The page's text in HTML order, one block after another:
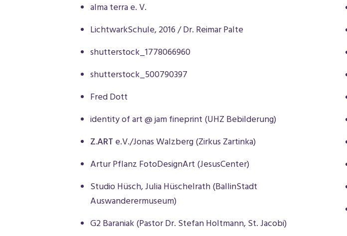
alma terra e. V.
LichtwarkSchule, 2016 / Dr. Reimar Palte
shutterstock_1778066960
shutterstock_500790397
Fred Dott
identity of art @ jam fineprint (UHZ Bebilderung)
Z.ART e.V./Jonas Walzberg (Zirkus Zartinka)
Artur Pflanz FotoDesignArt (JesusCenter)
Studio Hüsch, Julia Hüschelrath (BallinStadt
Auswanderermuseum)
G2 Baraniak (Pastor Dr. Stefan Holtmann, St. Jacobi)